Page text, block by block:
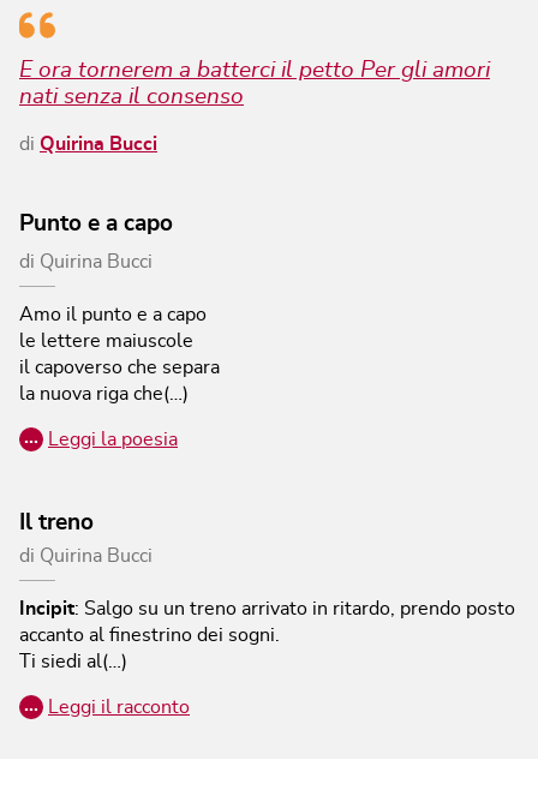
E ora tornerem a batterci il petto Per gli amori
nati senza il consenso
di Quirina Bucci
Punto e a capo
di Quirina Bucci
Amo il punto e a capo
le lettere maiuscole
il capoverso che separa
la nuova riga che(…)
… Leggi la poesia
Il treno
di Quirina Bucci
Incipit: Salgo su un treno arrivato in ritardo, prendo posto
accanto al finestrino dei sogni.
Ti siedi al(…)
… Leggi il racconto